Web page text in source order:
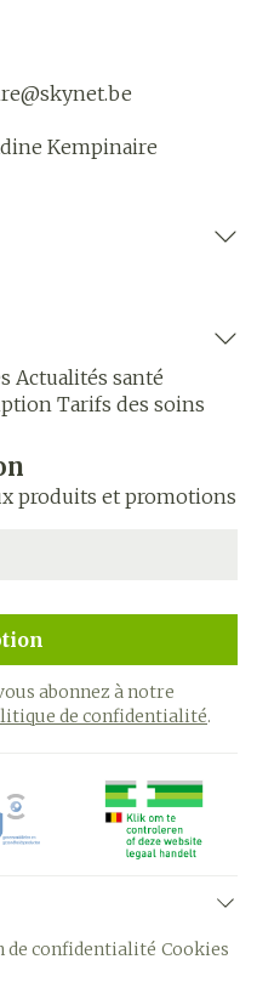
skynet.be
Kempinaire
Actualités santé
Tarifs des soins
produits et promotions
abonnez à notre
de confidentialité.
de confidentialité Cookies